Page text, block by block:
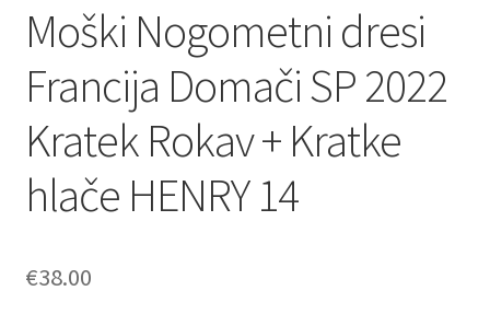
Moški Nogometni dresi
Francija Domači SP 2022
Kratek Rokav + Kratke
hlače HENRY 14
€38.00